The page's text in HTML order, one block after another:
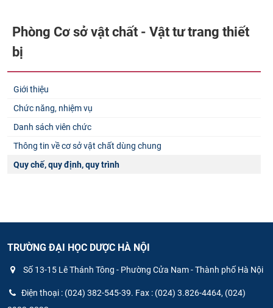
Phòng Cơ sở vật chất - Vật tư trang thiết
bị
Giới thiệu
Chức năng, nhiệm vụ
Danh sách viên chức
Thông tin về cơ sở vật chất dùng chung
Quy chế, quy định, quy trình
TRƯỜNG ĐẠI HỌC DƯỢC HÀ NỘI
Số 13-15 Lê Thánh Tông - Phường Cửa Nam - Thành phố Hà Nội
Điện thoại : (024) 382-545-39. Fax : (024) 3.826-4464, (024)